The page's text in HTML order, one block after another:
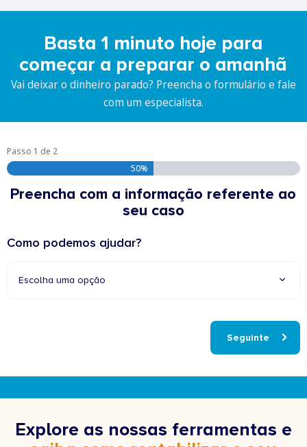
Basta 1 minuto hoje para
começar a preparar o amanhã
Vai deixar o dinheiro parado? Preencha o formulário e fale
com um especialista.
Passo 1 de 2
50%
Preencha com a informação referente ao
seu caso
Como podemos ajudar?
Escolha uma opção
Seguinte
Explore as nossas ferramentas e